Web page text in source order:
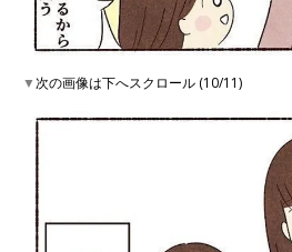
▼次の画像は下へスクロール (10/11)